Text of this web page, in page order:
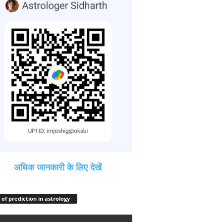
अधिक जानकारी के लिए देखें
prediction in astrology